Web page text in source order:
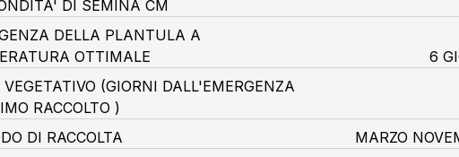
DI SEMINA CM
DELLA PLANTULA A
OTTIMALE
6
VEGETATIVO (GIORNI DALL'EMERGENZA
RACCOLTO )
DI RACCOLTA
MARZO